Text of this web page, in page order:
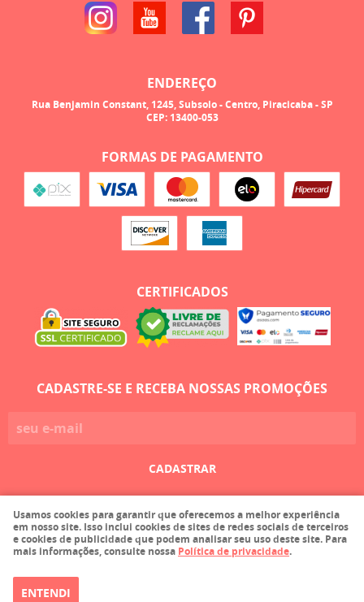
ENDEREÇO
Rua Benjamin Constant, 1245, Subsolo-Centro, Piracicaba-SP
CEP: 13400-053
FORMAS DE PAGAMENTO
CERTIFICADOS
CADASTRE-SE E RECEBA NOSSAS PROMOÇÕES
CADASTRAR
Faula Comercio de Tecidos Ltda EPP
CNPJ: 03.215.116/0001-36
Usamos cookies para garantir que oferecemos a melhor experiência
em nosso site. Isso inclui cookies de sites de redes sociais de terceiros
e cookies de publicidade que podem analisar seu uso deste site. Para
mais informações, consulte nossa Política de privacidade.
ENTENDI